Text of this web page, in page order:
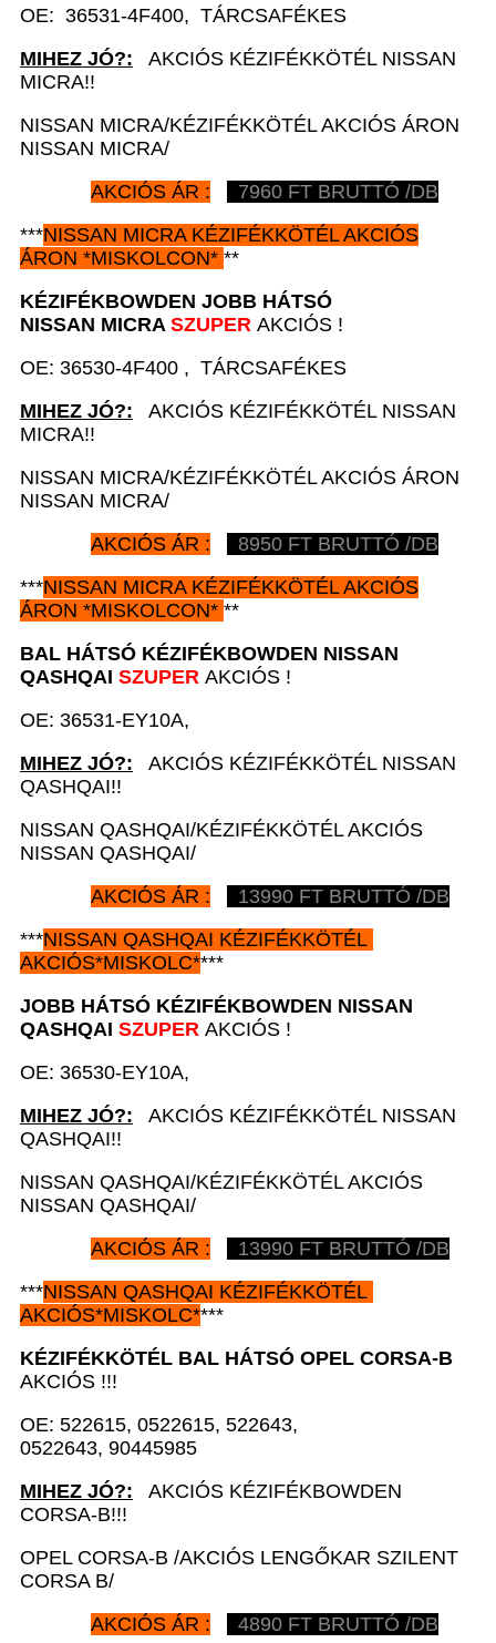
OE: 36531-4F400, TÁRCSAFÉKES
MIHEZ JÓ?: AKCIÓS KÉZIFÉKKÖTÉL NISSAN
MICRA!!
NISSAN MICRA/KÉZIFÉKKÖTÉL AKCIÓS ÁRON
NISSAN MICRA/
AKCIÓS ÁR :
7960 FT BRUTTÓ /DB
***NISSAN MICRA KÉZIFÉKKÖTÉL AKCIÓS
ÁRON *MISKOLCON* **
KÉZIFÉKBOWDEN JOBB HÁTSÓ
NISSAN MICRA SZUPER AKCIÓS !
OE: 36530-4F400 , TÁRCSAFÉKES
MIHEZ JÓ?: AKCIÓS KÉZIFÉKKÖTÉL NISSAN
MICRA!!
NISSAN MICRA/KÉZIFÉKKÖTÉL AKCIÓS ÁRON
NISSAN MICRA/
AKCIÓS ÁR :
8950 FT BRUTTÓ /DB
***NISSAN MICRA KÉZIFÉKKÖTÉL AKCIÓS
ÁRON *MISKOLCON* **
BAL HÁTSÓ KÉZIFÉKBOWDEN NISSAN
QASHQAI SZUPER AKCIÓS !
OE: 36531-EY10A,
MIHEZ JÓ?: AKCIÓS KÉZIFÉKKÖTÉL NISSAN
QASHQAI!!
NISSAN QASHQAI/KÉZIFÉKKÖTÉL AKCIÓS
NISSAN QASHQAI/
AKCIÓS ÁR :
13990 FT BRUTTÓ /DB
***NISSAN QASHQAI KÉZIFÉKKÖTÉL
AKCIÓS*MISKOLC****
JOBB HÁTSÓ KÉZIFÉKBOWDEN NISSAN
QASHQAI SZUPER AKCIÓS !
OE: 36530-EY10A,
MIHEZ JÓ?: AKCIÓS KÉZIFÉKKÖTÉL NISSAN
QASHQAI!!
NISSAN QASHQAI/KÉZIFÉKKÖTÉL AKCIÓS
NISSAN QASHQAI/
AKCIÓS ÁR :
13990 FT BRUTTÓ /DB
***NISSAN QASHQAI KÉZIFÉKKÖTÉL
AKCIÓS*MISKOLC****
KÉZIFÉKKÖTÉL BAL HÁTSÓ OPEL CORSA-B
AKCIÓS !!!
OE: 522615, 0522615, 522643,
0522643, 90445985
MIHEZ JÓ?: AKCIÓS KÉZIFÉKBOWDEN
CORSA-B!!!
OPEL CORSA-B /AKCIÓS LENGŐKAR SZILENT
CORSA B/
AKCIÓS ÁR :
4890 FT BRUTTÓ /DB